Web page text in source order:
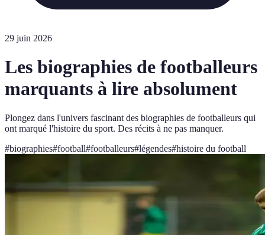
29 juin 2026
Les biographies de footballeurs
marquants à lire absolument
Plongez dans l'univers fascinant des biographies de footballeurs qui
ont marqué l'histoire du sport. Des récits à ne pas manquer.
#biographies#football#footballeurs#légendes#histoire du football